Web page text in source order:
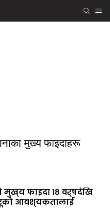
मुख्य फाइदाहरू
मुख्य फाइदा १८ वर्षदेखि
आवश्यकतालाई